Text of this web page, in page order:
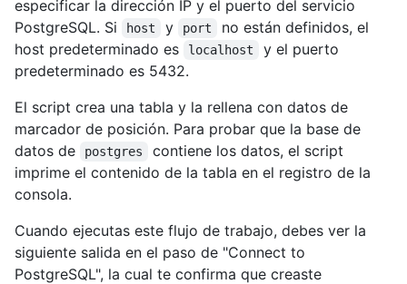
especificar la dirección IP y el puerto del servicio
PostgreSQL. Si
host y port
no están definidos, el
host predeterminado es
localhost
y el puerto
predeterminado es 5432.
El script crea una tabla y la rellena con datos de
marcador de posición. Para probar que la base de
datos de
postgres
contiene los datos, el script
imprime el contenido de la tabla en el registro de la
consola.
Cuando ejecutas este flujo de trabajo, debes ver la
siguiente salida en el paso de "Connect to
PostgreSQL", la cual te confirma que creaste